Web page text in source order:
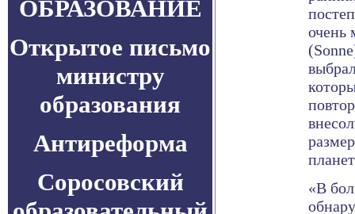
ОБРАЗОВАНИЕ
Открытое письмо
министру
образования
Антиреформа
Соросовский
очень
«В